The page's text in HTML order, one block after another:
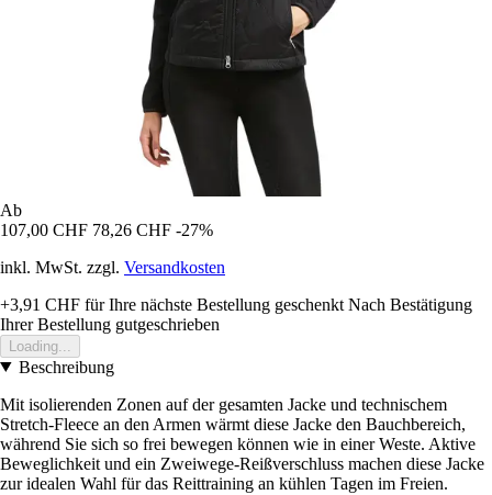
Ab
107,00 CHF 78,26 CHF -27%
inkl. MwSt. zzgl. Versandkosten
+3,91 CHF für Ihre nächste Bestellung geschenkt Nach Bestätigung
Ihrer Bestellung gutgeschrieben
Loading...
Beschreibung
Mit isolierenden Zonen auf der gesamten Jacke und technischem
Stretch-Fleece an den Armen wärmt diese Jacke den Bauchbereich,
während Sie sich so frei bewegen können wie in einer Weste. Aktive
Beweglichkeit und ein Zweiwege-Reißverschluss machen diese Jacke
zur idealen Wahl für das Reittraining an kühlen Tagen im Freien.